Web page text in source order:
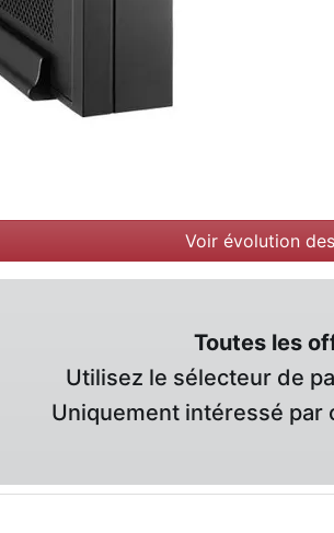
Voir évolution
Toutes les
Utilisez le sélecteur de
Uniquement intéressé par